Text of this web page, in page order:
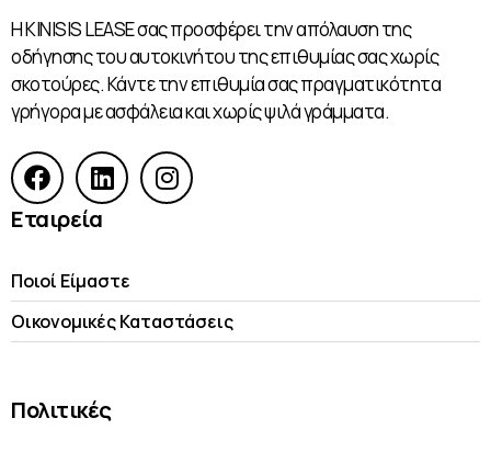
Η KINISIS LEASE σας προσφέρει την απόλαυση της
οδήγησης του αυτοκινήτου της επιθυμίας σας χωρίς
σκοτούρες. Κάντε την επιθυμία σας πραγματικότητα
γρήγορα με ασφάλεια και χωρίς ψιλά γράμματα.
Εταιρεία
Ποιοί Είμαστε
Οικονομικές Kαταστάσεις
Πολιτικές